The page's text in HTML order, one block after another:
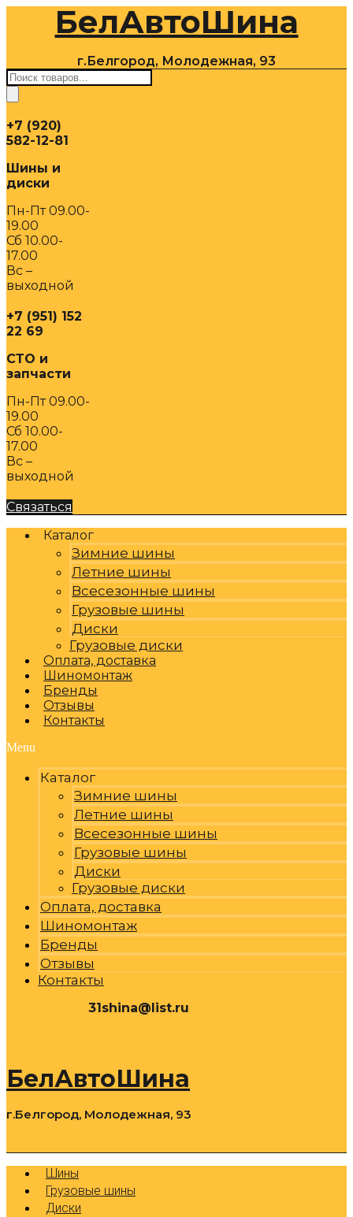
содержимомуБелАвтоШина
г.Белгород, Молодежная, 93
Поиск
товаров
+7 (920)
582-12-81
Шины и
диски
Пн-Пт 09.00-
19.00
Сб 10.00-
17.00
Вс –
выходной
+7 (951) 152
22 69
СТО и
запчасти
Пн-Пт 09.00-
19.00
Сб 10.00-
17.00
Вс –
выходной
Связаться
Каталог
Зимние шины
Летние шины
Всесезонные шины
Грузовые шины
Диски
Грузовые диски
Оплата, доставка
Шиномонтаж
Бренды
Отзывы
Контакты
Menu
Каталог
Зимние шины
Летние шины
Всесезонные шины
Грузовые шины
Диски
Грузовые диски
Оплата, доставка
Шиномонтаж
Бренды
Отзывы
Контакты
31shina@list.ru
БелАвтоШина
г.Белгород, Молодежная, 93
Шины
Грузовые шины
Диски